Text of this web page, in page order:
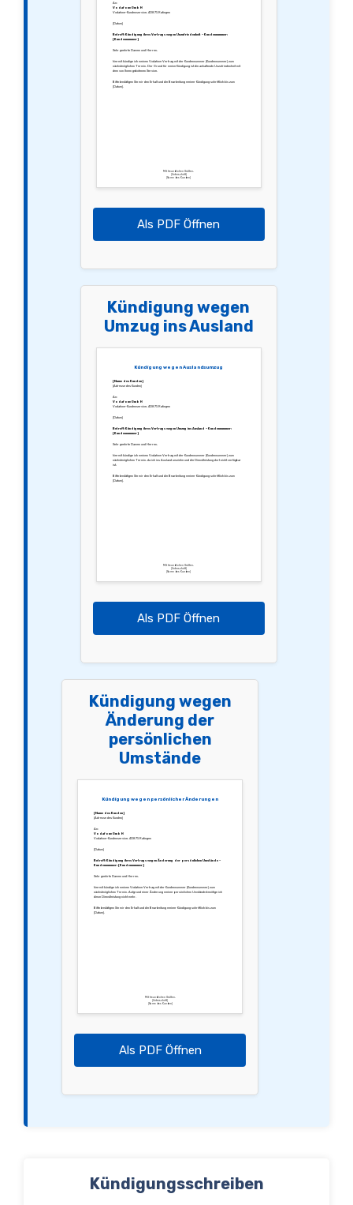
An:
Vodafone GmbH
Vodafone-Kundenservice, 40875 Ratingen
[Datum]
Betreff: Kündigung ihres Vertrags wegen Unzufriedenheit – Kundennummer:
[Kundennummer]
Sehr geehrte Damen und Herren,
hiermit kündige ich meinen Vodafone Vertrag mit der Kundennummer [Kundennummer] zum
nächstmöglichen Termin. Der Grund für meine Kündigung ist die anhaltende Unzufriedenheit mit
dem von Ihnen gebotenen Service.
Bitte bestätigen Sie mir den Erhalt und die Bearbeitung meiner Kündigung schriftlich bis zum
[Datum].
Mit freundlichen Grüßen,
[Unterschrift]
[Name des Kunden]
Als PDF Öffnen
Kündigung wegen
Umzug ins Ausland
Kündigung wegen Auslandsumzug
[Name des Kunden]
[Adresse des Kunden]
An:
Vodafone GmbH
Vodafone-Kundenservice, 40875 Ratingen
[Datum]
Betreff: Kündigung ihres Vertrags wegen Umzug ins Ausland – Kundennummer:
[Kundennummer]
Sehr geehrte Damen und Herren,
hiermit kündige ich meinen Vodafone Vertrag mit der Kundennummer [Kundennummer] zum
nächstmöglichen Termin, da ich ins Ausland umziehe und die Dienstleistung dort nicht verfügbar
ist.
Bitte bestätigen Sie mir den Erhalt und die Bearbeitung meiner Kündigung schriftlich bis zum
[Datum].
Mit freundlichen Grüßen,
[Unterschrift]
[Name des Kunden]
Als PDF Öffnen
Kündigung wegen
Änderung der
persönlichen
Umstände
Kündigung wegen persönlicher Änderungen
[Name des Kunden]
[Adresse des Kunden]
An:
Vodafone GmbH
Vodafone-Kundenservice, 40875 Ratingen
[Datum]
Betreff: Kündigung ihres Vertrags wegen Änderung der persönlichen Umstände –
Kundennummer: [Kundennummer]
Sehr geehrte Damen und Herren,
hiermit kündige ich meinen Vodafone Vertrag mit der Kundennummer [Kundennummer] zum
nächstmöglichen Termin. Aufgrund einer Änderung meiner persönlichen Umstände benötige ich
diese Dienstleistung nicht mehr.
Bitte bestätigen Sie mir den Erhalt und die Bearbeitung meiner Kündigung schriftlich bis zum
[Datum].
Mit freundlichen Grüßen,
[Unterschrift]
[Name des Kunden]
Als PDF Öffnen
Kündigungsschreiben